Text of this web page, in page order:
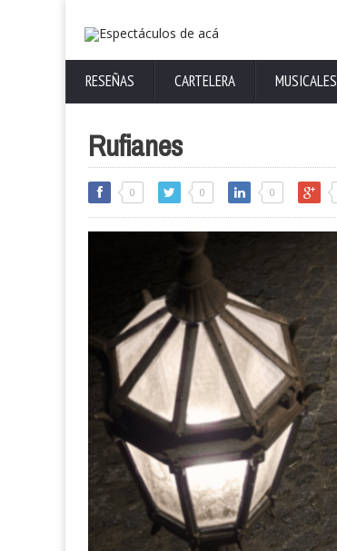
RESEÑAS CARTELERA MUSICALES
Rufianes
0 0 0